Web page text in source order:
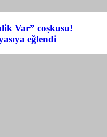
Var” coşkusu!
eğlendi